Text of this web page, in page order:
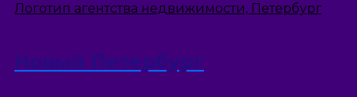
Логотип агентства недвижимости, Петербург
Новый Петербург